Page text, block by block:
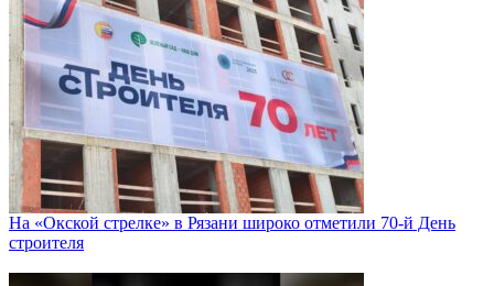
На «Окской стрелке» в Рязани широко отметили 70-й День
строителя